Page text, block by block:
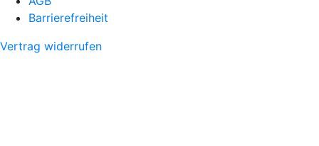
Barrierefreiheit
Vertrag widerrufen